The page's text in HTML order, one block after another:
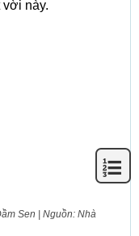
này.
Sen | Nguồn: Nhà